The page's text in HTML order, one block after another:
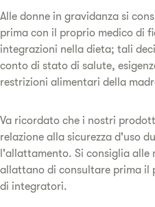
Alle donne in gravidanza si
prima con il proprio medico di
integrazioni nella dieta; tali
conto di stato di salute,
restrizioni alimentari della
Va ricordato che i nostri
relazione alla sicurezza d'uso
l'allattamento. Si consiglia alle
allattano di consultare prima il
di integratori.